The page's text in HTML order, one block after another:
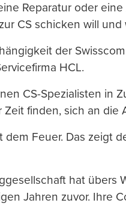
Reparatur oder
CS schicken will
der
HCL.
CS-Spezialisten in
finden, sich an die
dem Feuer. Das zeigt
hat übers
Jahren zuvor. Ihre